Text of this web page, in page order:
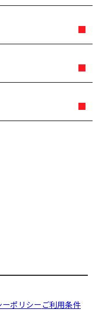
ポリシー ご利用条件